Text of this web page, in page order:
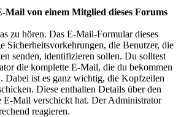
Mail von einem Mitglied dieses Forums
zu hören. Das E-Mail-Formular dieses
Sicherheitsvorkehrungen, die Benutzer, die
senden, identifizieren sollen. Du solltest
die komplette E-Mail, die du bekommen
Dabei ist es ganz wichtig, die Kopfzeilen
Diese enthalten Details über den
E-Mail verschickt hat. Der Administrator
reagieren.